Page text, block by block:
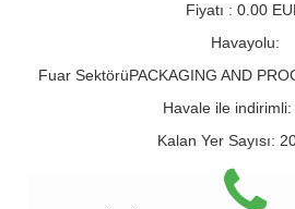
Fiyatı : 0.00
Havayolu:
Fuar SektörüPACKAGING AND
Havale ile indirimli:
Kalan Yer Sayısı: